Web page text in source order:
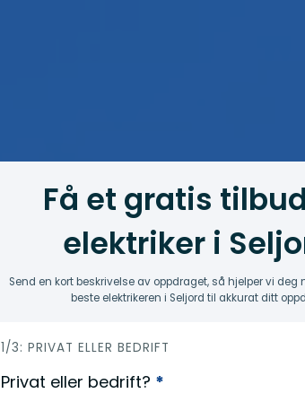
Få et gratis
elektriker i
Send en kort beskrivelse av oppdraget, så hjelper vi deg
beste elektrikeren i Seljord til akkurat ditt
h
e
1/3: PRIVAT ELLER BEDRIFT
Privat eller bedrift? *